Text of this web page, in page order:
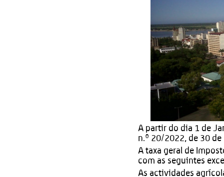
A partir do dia 1 de
n.º 20/2022, de 30 de
A taxa geral de
com as seguintes
As actividades